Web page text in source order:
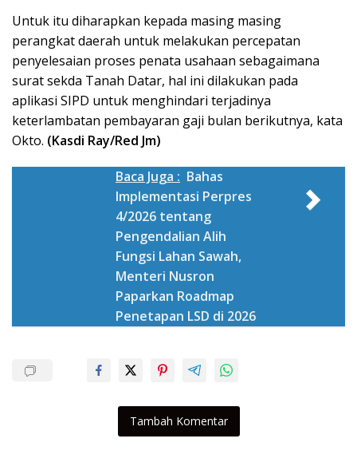
Untuk itu diharapkan kepada masing masing
perangkat daerah untuk melakukan percepatan
penyelesaian proses penata usahaan sebagaimana
surat sekda Tanah Datar, hal ini dilakukan pada
aplikasi SIPD untuk menghindari terjadinya
keterlambatan pembayaran gaji bulan berikutnya, kata
Okto. (Kasdi Ray/Red Jm)
Baca Juga : Bahas
Implementasi Perpres
4/2026 tentang
Pengendalian Alih
Fungsi Lahan Sawah,
Menteri Nusron
Paparkan Roadmap
Penetapan LSD di 2026
Tambah Komentar